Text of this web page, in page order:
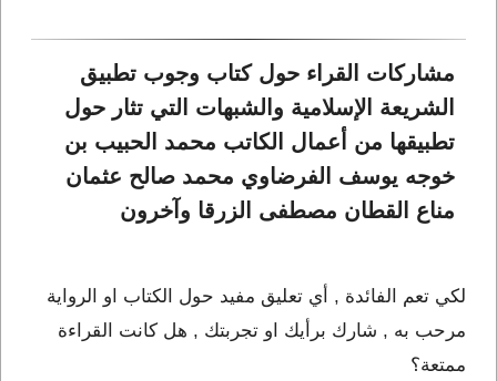
مشاركات القراء حول كتاب وجوب تطبيق
الشريعة الإسلامية والشبهات التي تثار حول
تطبيقها من أعمال الكاتب محمد الحبيب بن
خوجه يوسف الفرضاوي محمد صالح عثمان
مناع القطان مصطفى الزرقا وآخرون
لكي تعم الفائدة , أي تعليق مفيد حول الكتاب او الرواية
مرحب به , شارك برأيك او تجربتك , هل كانت القراءة
ممتعة؟